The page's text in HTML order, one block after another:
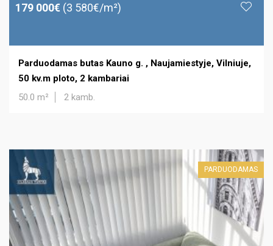
179 000€ (3 580€/m²)
Parduodamas butas Kauno g. , Naujamiestyje, Vilniuje,
50 kv.m ploto, 2 kambariai
50.0 m²
2 kamb.
PARDUODAMAS